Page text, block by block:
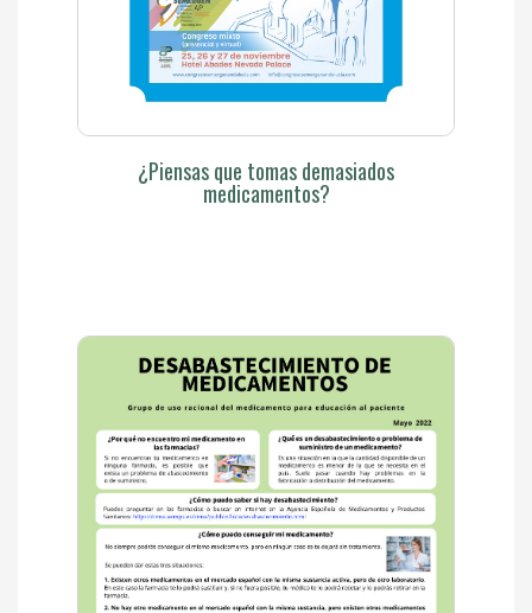
¿Piensas que tomas demasiados
medicamentos?